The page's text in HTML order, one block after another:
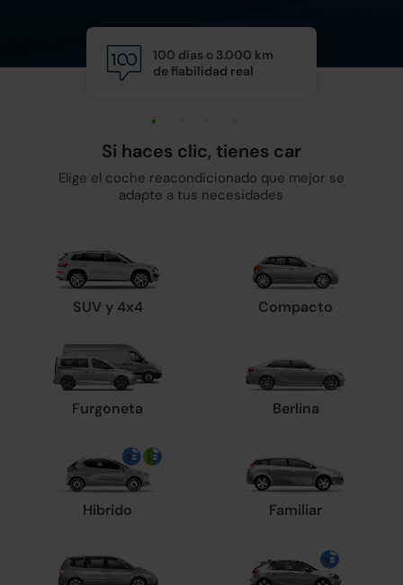
100 días o 3.000 km
de fiabilidad real
y
Si haces clic, tienes car
Elige el coche reacondicionado que mejor se
adapte a tus necesidades
SUV y 4x4 Compacto
Furgoneta Berlina
Híbrido Familiar